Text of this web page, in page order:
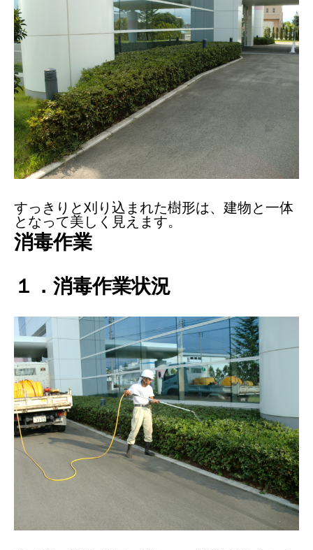
すっきりと刈り込まれた樹形は、建物と一体
となって美しく見えます。
消毒作業
１．消毒作業状況